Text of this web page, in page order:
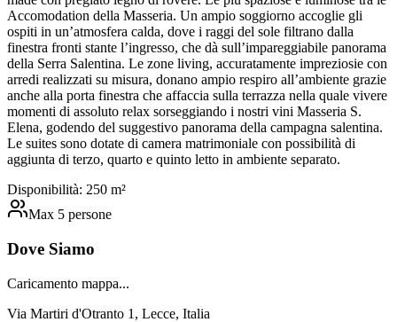
Accomodation della Masseria. Un ampio soggiorno accoglie gli
ospiti in un’atmosfera calda, dove i raggi del sole filtrano dalla
finestra fronti stante l’ingresso, che dà sull’impareggiabile panorama
della Serra Salentina. Le zone living, accuratamente impreziosie con
arredi realizzati su misura, donano ampio respiro all’ambiente grazie
anche alla porta finestra che affaccia sulla terrazza nella quale vivere
momenti di assoluto relax sorseggiando i nostri vini Masseria S.
Elena, godendo del suggestivo panorama della campagna salentina.
Le suites sono dotate di camera matrimoniale con possibilità di
aggiunta di terzo, quarto e quinto letto in ambiente separato.
Disponibilità: 250 m²
Max 5 persone
Dove Siamo
Caricamento mappa...
Via Martiri d'Otranto 1, Lecce, Italia